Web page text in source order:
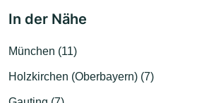
In der Nähe
München (11)
Holzkirchen (Oberbayern) (7)